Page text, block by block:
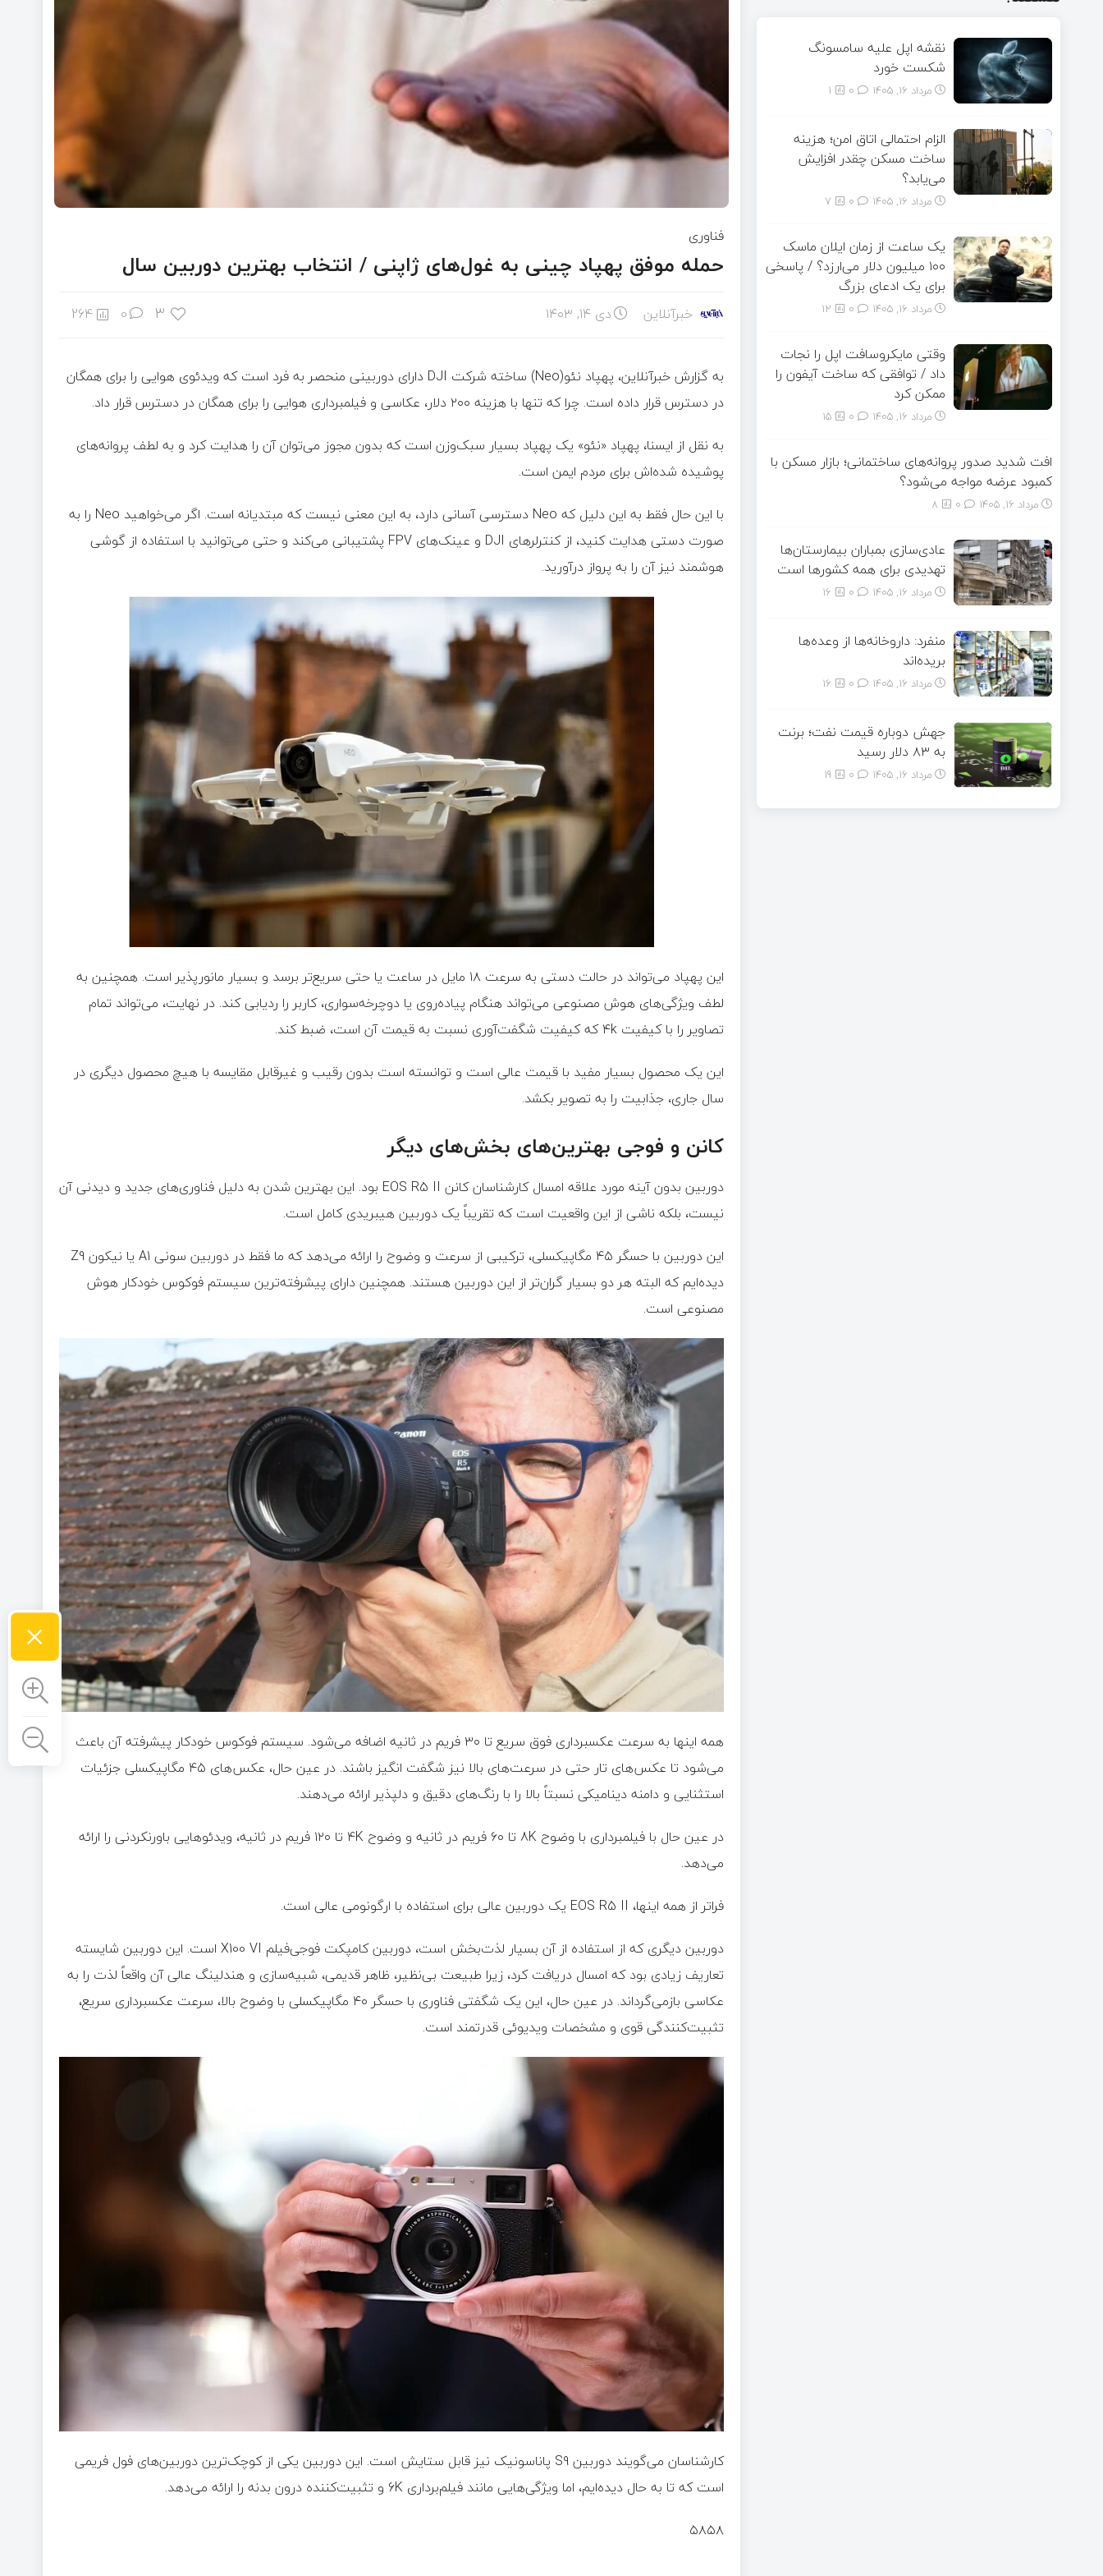
فناوری
حمله موفق پهپاد چینی به غول‌های ژاپنی / انتخاب بهترین دوربین سال
خبرآنلاین دی ۱۴, ۱۴۰۳ 3
0
264
به گزارش خبرآنلاین، پهپاد نئو(Neo) ساخته شرکت DJI دارای دوربینی منحصر به فرد است که ویدئوی هوایی را برای همگان
در دسترس قرار داده است. چرا که تنها با هزینه ۲۰۰ دلار، عکاسی و فیلمبرداری هوایی را برای همگان در دسترس قرار داد.
به نقل از ایسنا، پهپاد «نئو» یک پهپاد بسیار سبک‌وزن است که بدون مجوز می‌توان آن را هدایت کرد و به لطف پروانه‌های
پوشیده شده‌اش برای مردم ایمن است.
با این حال فقط به این دلیل که Neo دسترسی آسانی دارد، به این معنی نیست که مبتدیانه است. اگر می‌خواهید Neo را به
صورت دستی هدایت کنید، از کنترلرهای DJI و عینک‌های FPV پشتیبانی می‌کند و حتی می‌توانید با استفاده از گوشی
هوشمند نیز آن را به پرواز درآورید.
این پهپاد می‌تواند در حالت دستی به سرعت ۱۸ مایل در ساعت یا حتی سریع‌تر برسد و بسیار مانورپذیر است. همچنین به
لطف ویژگی‌های هوش مصنوعی می‌تواند هنگام پیاده‌روی یا دوچرخه‌سواری، کاربر را ردیابی کند. در نهایت، می‌تواند تمام
تصاویر را با کیفیت 4k که کیفیت شگفت‌آوری نسبت به قیمت آن است، ضبط کند.
این یک محصول بسیار مفید با قیمت عالی است و توانسته است بدون رقیب و غیرقابل مقایسه با هیچ محصول دیگری در
سال جاری، جذابیت را به تصویر بکشد.
کانن و فوجی بهترین‌های بخش‌های دیگر
دوربین بدون آینه مورد علاقه امسال کارشناسان کانن EOS R5 II بود. این بهترین شدن به دلیل فناوری‌های جدید و دیدنی آن
نیست، بلکه ناشی از این واقعیت است که تقریباً یک دوربین هیبریدی کامل است.
این دوربین با حسگر ۴۵ مگاپیکسلی، ترکیبی از سرعت و وضوح را ارائه می‌دهد که ما فقط در دوربین سونی A1 یا نیکون Z9
دیده‌ایم که البته هر دو بسیار گران‌تر از این دوربین هستند. همچنین دارای پیشرفته‌ترین سیستم فوکوس خودکار هوش
مصنوعی است.
همه اینها به سرعت عکسبرداری فوق سریع تا ۳۰ فریم در ثانیه اضافه می‌شود. سیستم فوکوس خودکار پیشرفته آن باعث
می‌شود تا عکس‌های تار حتی در سرعت‌های بالا نیز شگفت انگیز باشند. در عین حال، عکس‌های ۴۵ مگاپیکسلی جزئیات
استثنایی و دامنه دینامیکی نسبتاً بالا را با رنگ‌های دقیق و دلپذیر ارائه می‌دهند.
در عین حال با فیلمبرداری با وضوح 8K تا ۶۰ فریم در ثانیه و وضوح 4K تا ۱۲۰ فریم در ثانیه، ویدئوهایی باورنکردنی را ارائه
می‌دهد.
فراتر از همه اینها، EOS R5 II یک دوربین عالی برای استفاده با ارگونومی عالی است.
دوربین دیگری که از استفاده از آن بسیار لذت‌بخش است، دوربین کامپکت فوجی‌فیلم X100 VI است. این دوربین شایسته
تعاریف زیادی بود که امسال دریافت کرد، زیرا طبیعت بی‌نظیر، ظاهر قدیمی، شبیه‌سازی و هندلینگ عالی آن واقعاً لذت را به
عکاسی بازمی‌گرداند. در عین حال، این یک شگفتی فناوری با حسگر ۴۰ مگاپیکسلی با وضوح بالا، سرعت عکسبرداری سریع،
تثبیت‌کنندگی قوی و مشخصات ویدیوئی قدرتمند است.
کارشناسان می‌گویند دوربین S9 پاناسونیک نیز قابل ستایش است. این دوربین یکی از کوچک‌ترین دوربین‌های فول فریمی
است که تا به حال دیده‌ایم، اما ویژگی‌هایی مانند فیلم‌برداری 6K و تثبیت‌کننده درون بدنه را ارائه می‌دهد.
۵۸۵۸
نقشه اپل علیه سامسونگ
شکست خورد
مرداد ۱۶, ۱۴۰۵ 1
الزام احتمالی اتاق امن؛ هزینه
ساخت مسکن چقدر افزایش
می‌یابد؟
مرداد ۱۶, ۱۴۰۵ 7
یک ساعت از زمان ایلان ماسک
۱۰۰ میلیون دلار می‌ارزد؟ / پاسخی
برای یک ادعای بزرگ
مرداد ۱۶, ۱۴۰۵ 12
وقتی مایکروسافت اپل را نجات
داد / توافقی که ساخت آیفون را
ممکن کرد
مرداد ۱۶, ۱۴۰۵ 15
افت شدید صدور پروانه‌های ساختمانی؛ بازار مسکن با
کمبود عرضه مواجه می‌شود؟
مرداد ۱۶, ۱۴۰۵ 8
عادی‌سازی بمباران بیمارستان‌ها
تهدیدی برای همه کشورها است
مرداد ۱۶, ۱۴۰۵ 16
منفرد: داروخانه‌ها از وعده‌ها
بریده‌اند
مرداد ۱۶, ۱۴۰۵ 16
جهش دوباره قیمت نفت؛ برنت
به ۸۳ دلار رسید
مرداد ۱۶, ۱۴۰۵ 19
×